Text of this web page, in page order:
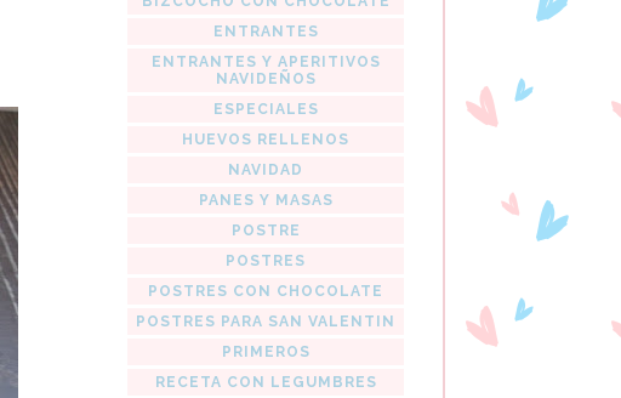
ENTRANTES
ENTRANTES Y APERITIVOS
NAVIDEÑOS
ESPECIALES
HUEVOS RELLENOS
NAVIDAD
PANES Y MASAS
POSTRE
POSTRES
POSTRES CON CHOCOLATE
POSTRES PARA SAN VALENTIN
PRIMEROS
RECETA CON LEGUMBRES